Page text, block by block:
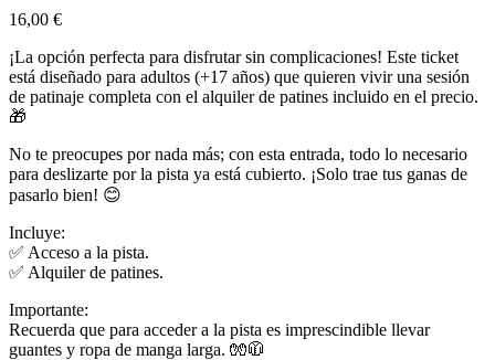
16,00 €
¡La opción perfecta para disfrutar sin complicaciones! Este ticket
está diseñado para adultos (+17 años) que quieren vivir una sesión
de patinaje completa con el alquiler de patines incluido en el precio.
🎁
No te preocupes por nada más; con esta entrada, todo lo necesario
para deslizarte por la pista ya está cubierto. ¡Solo trae tus ganas de
pasarlo bien! 😊
Incluye:
✅ Acceso a la pista.
✅ Alquiler de patines.
Importante:
Recuerda que para acceder a la pista es imprescindible llevar
guantes y ropa de manga larga. 🧤🧥